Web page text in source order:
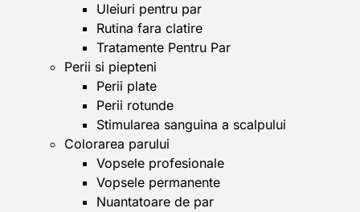
Uleiuri pentru par
Rutina fara clatire
Tratamente Pentru Par
Perii si piepteni
Perii plate
Perii rotunde
Stimularea sanguina a scalpului
Colorarea parului
Vopsele profesionale
Vopsele permanente
Nuantatoare de par